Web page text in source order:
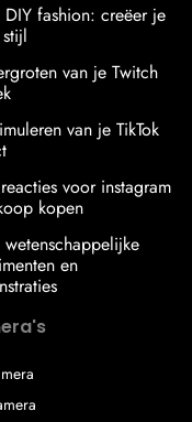
DIY fashion: creëer je
van je Twitch
van je TikTok
voor instagram
kopen
wetenschappelijke
en